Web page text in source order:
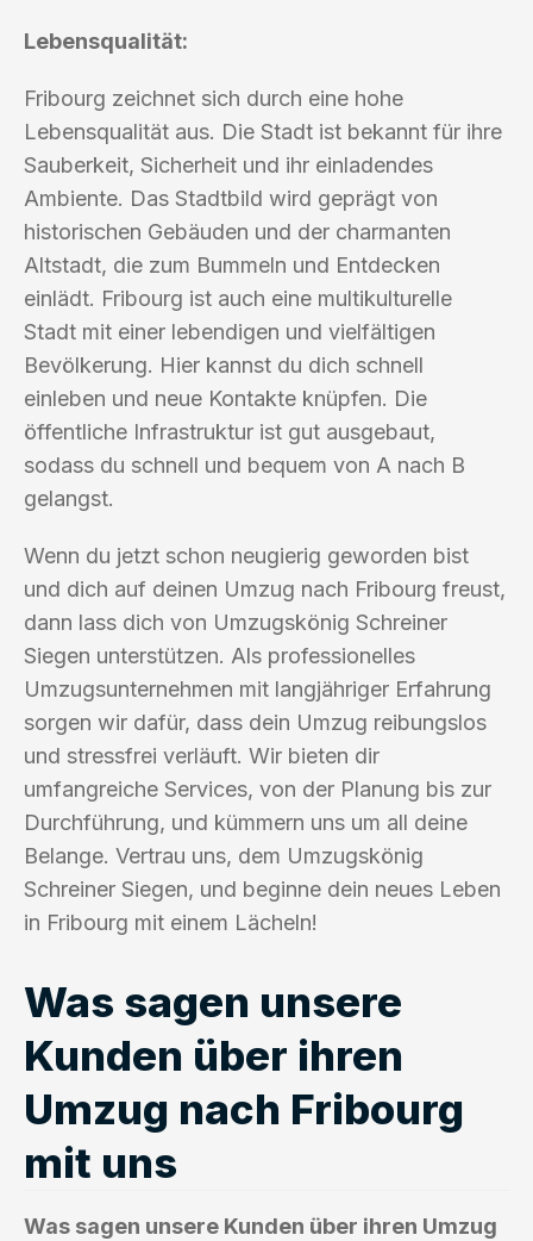
Lebensqualität:
Fribourg zeichnet sich durch eine hohe
Lebensqualität aus. Die Stadt ist bekannt für ihre
Sauberkeit, Sicherheit und ihr einladendes
Ambiente. Das Stadtbild wird geprägt von
historischen Gebäuden und der charmanten
Altstadt, die zum Bummeln und Entdecken
einlädt. Fribourg ist auch eine multikulturelle
Stadt mit einer lebendigen und vielfältigen
Bevölkerung. Hier kannst du dich schnell
einleben und neue Kontakte knüpfen. Die
öffentliche Infrastruktur ist gut ausgebaut,
sodass du schnell und bequem von A nach B
gelangst.
Wenn du jetzt schon neugierig geworden bist
und dich auf deinen Umzug nach Fribourg freust,
dann lass dich von Umzugskönig Schreiner
Siegen unterstützen. Als professionelles
Umzugsunternehmen mit langjähriger Erfahrung
sorgen wir dafür, dass dein Umzug reibungslos
und stressfrei verläuft. Wir bieten dir
umfangreiche Services, von der Planung bis zur
Durchführung, und kümmern uns um all deine
Belange. Vertrau uns, dem Umzugskönig
Schreiner Siegen, und beginne dein neues Leben
in Fribourg mit einem Lächeln!
Was sagen unsere
Kunden über ihren
Umzug nach Fribourg
mit uns
Was sagen unsere Kunden über ihren Umzug